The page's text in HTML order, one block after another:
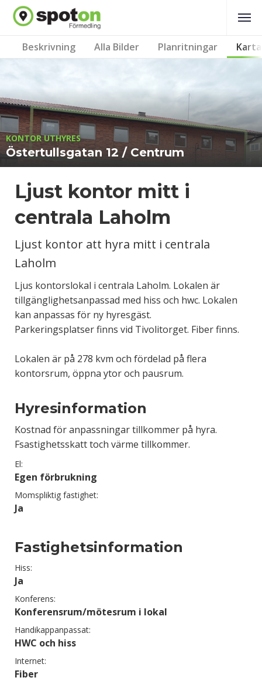
Beskrivning Alla Bilder Planritningar Karta
KONTOR UTHYRES
Östertullsgatan 12 / Centrum
Ljust kontor mitt i
centrala Laholm
Ljust kontor att hyra mitt i centrala
Laholm
Ljus kontorslokal i centrala Laholm. Lokalen är
tillgänglighetsanpassad med hiss och hwc. Lokalen
kan anpassas för ny hyresgäst.
Parkeringsplatser finns vid Tivolitorget. Fiber finns.
Lokalen är på 278 kvm och fördelad på flera
kontorsrum, öppna ytor och pausrum.
Hyresinformation
Kostnad för anpassningar tillkommer på hyra.
Fsastighetsskatt toch värme tillkommer.
El:
Egen förbrukning
Momspliktig fastighet:
Ja
Fastighetsinformation
Hiss:
Ja
Konferens:
Konferensrum/mötesrum i lokal
Handikappanpassat:
HWC och hiss
Internet:
Fiber